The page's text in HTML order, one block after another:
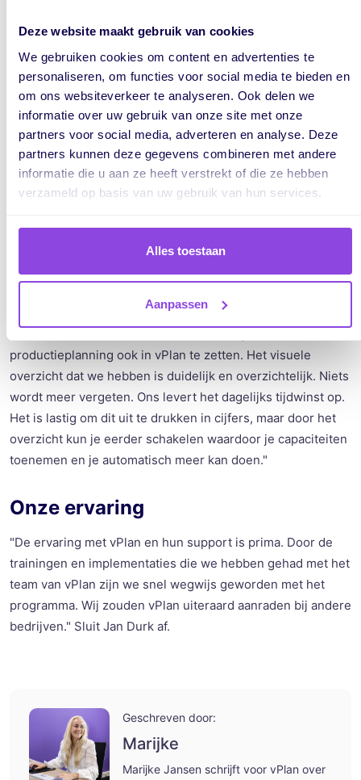
Deze website maakt gebruik van cookies
We gebruiken cookies om content en advertenties te
personaliseren, om functies voor social media te bieden en
om ons websiteverkeer te analyseren. Ook delen we
informatie over uw gebruik van onze site met onze
partners voor social media, adverteren en analyse. Deze
partners kunnen deze gegevens combineren met andere
informatie die u aan ze heeft verstrekt of die ze hebben
verzameld op basis van uw gebruik van hun services.
Alles toestaan
Aanpassen
planning. Via Wilfred van der Lee van integratiepartner
MCC zijn we in contact gekomen met vPlan.
"Dat we geplande werkbonnen (kaartjes)
altijd en overal nog kunnen aanpassen was
voor ons een echte uitkomst."
Tijdwinst
"We werken nu al een tijd met vPlan. Onze
werkt naar alle tevredenheid. Omdat vPlan zo goed werkt
productieplanning ook in vPlan te zetten. Het visuele
overzicht dat we hebben is duidelijk en overzichtelijk. Niets
wordt meer vergeten. Ons levert het dagelijks tijdwinst op.
Het is lastig om dit uit te drukken in cijfers, maar door het
overzicht kun je eerder schakelen waardoor je capaciteiten
toenemen en je automatisch meer kan doen."
Onze ervaring
"De ervaring met vPlan en hun support is prima. Door de
trainingen en implementaties die we hebben gehad met het
team van vPlan zijn we snel wegwijs geworden met het
programma. Wij zouden vPlan uiteraard aanraden bij andere
bedrijven." Sluit Jan Durk af.
Geschreven door:
Marijke
Marijke Jansen schrijft voor vPlan over